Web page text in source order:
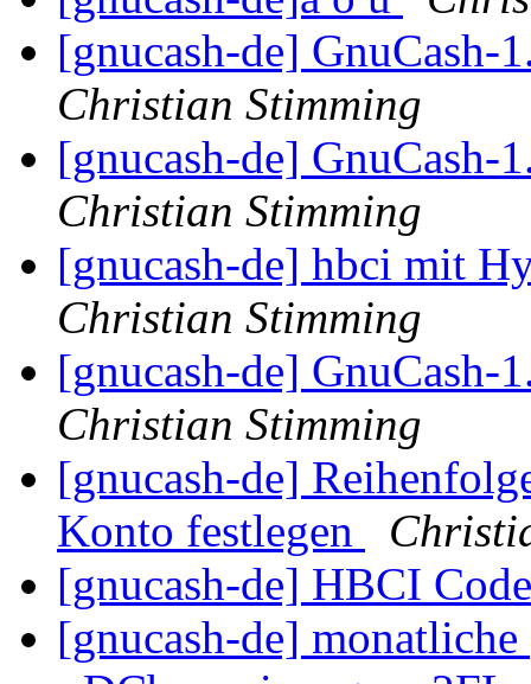
[gnucash-de]
Christian Stimming
[gnucash-de]
Christian Stimming
[gnucash-de] hbci mit
Christian Stimming
[gnucash-de]
Christian Stimming
[gnucash-de]
Konto festlegen
[gnucash-de] HBCI
[gnucash-de]